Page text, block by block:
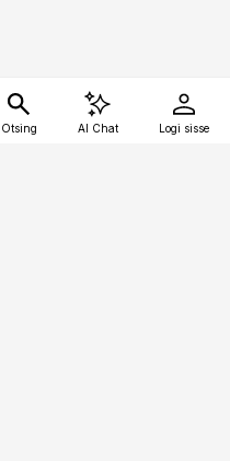
Otsing AI Chat Logi sisse